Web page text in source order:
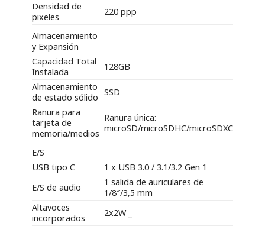
Densidad de
pixeles
220 ppp
Almacenamiento
y Expansión
Capacidad Total
Instalada
128GB
Almacenamiento
de estado sólido SSD
Ranura para
tarjeta de
memoria/medios
Ranura única:
microSD/microSDHC/microSDXC
E/S
USB tipo C
1 x USB 3.0 / 3.1/3.2 Gen 1
E/S de audio
1 salida de auriculares de
1/8″/3,5 mm
Altavoces
incorporados
2x2W _